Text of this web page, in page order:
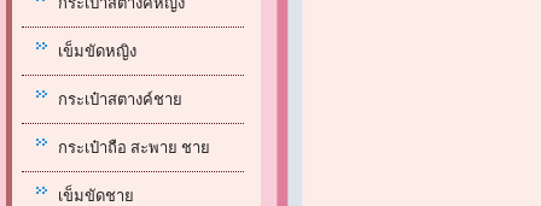
เข็มขัดหญิง
กระเป๋าสตางค์ชาย
กระเป๋าถือ สะพาย ชาย
เข็มขัดชาย